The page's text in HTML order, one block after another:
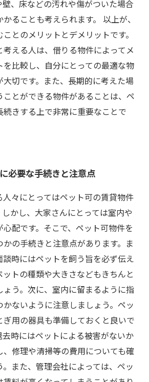
、床などの汚れや傷がついた場合
ることも考えられます。 以上が、
とのメリットとデメリットです。
える人は、借りる物件によってメ
を比較し、自分にとっての最適な物
切です。また、長期的に考えた場
とができる物件があることは、ペ
続きする上で非常に重要なことで
必要な手続きと注意点
々にとってはペット可の賃貸物件
かし、大家さんにとっては室内や
配です。そこで、ペット可物件を
の手続きと注意点があります。ま
時にはペットを飼う旨を必ず伝え
ットの種類や大きさなどもきちんと
う。次に、室内に留まるように指
ないように注意しましょう。ペッ
ぎ用の器具も準備しておくと良いで
去時にはペットによる被害がないか
、修理や清掃等の費用についても確
また、管理会社によっては、ペッ